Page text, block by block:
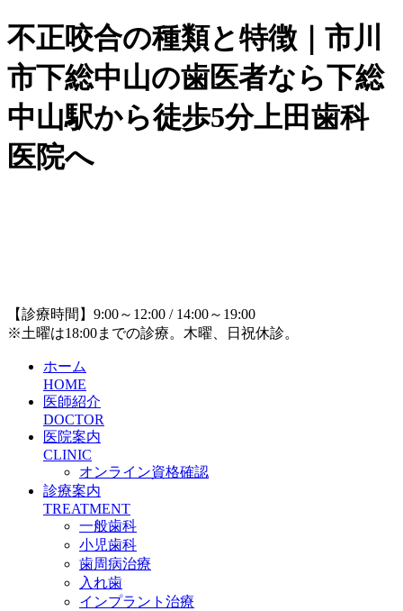
不正咬合の種類と特徴｜市川
市下総中山の歯医者なら下総
中山駅から徒歩5分上田歯科
医院へ
【診療時間】9:00～12:00 / 14:00～19:00
※土曜は18:00までの診療。木曜、日祝休診。
ホーム
HOME
医師紹介
DOCTOR
医院案内
CLINIC
オンライン資格確認
診療案内
TREATMENT
一般歯科
小児歯科
歯周病治療
入れ歯
インプラント治療